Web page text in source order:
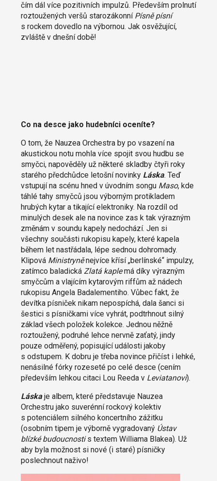
čím dál více pozitivních impulzů. Především prolnutí
roztoužených veršů starozákonní Písně písní
s rockem dovedlo na výbornou. Jak osvěžující,
zvláště v dnešní době!
Co na desce jako hudebníci oceníte?
O tom, že Nauzea Orchestra by po vsazení na
akustickou notu mohla více spojit svou hudbu se
smyčci, napověděly už některé skladby čtyři roky
starého předchůdce letošní novinky Láska. Teď
vstupují na scénu hned v úvodním songuMaso, kde
táhlé tahy smyčců jsou výborným protikladem
hrubých kytar a tikající elektroniky. Na rozdíl od
minulých desek ale na novince zas k tak výrazným
změnám v soundu kapely nedochází. Jen si
všechny součásti rukopisu kapely, které kapela
během let nastřádala, lépe sednou dohromady.
Klipová Ministryněnejvíce křísí „berlínské“ impulzy,
zatímco baladická Zlatá kaplemá díky výrazným
smyčcům a vlajícím kytarovým riffům až nádech
rukopisu Angela Badalementiho. Vůbec fakt, že
devítka písniček nikam nepospíchá, dala šanci si
šestici s písničkami více vyhrát, podtrhnout silný
základ všech položek kolekce. Jednou něžně
roztoužený, podruhé lehce nervně zaťatý, jindy
pouze odměřený, popisující události jakoby
s odstupem. K dobru je třeba novince přičíst i lehké,
nenásilné fórky rozeseté po celé desce (cením
především lehkou citaci Lou Reeda v Leviatanovi).
Láskaje albem, které představuje Nauzea
Orchestru jako suverénní rockový kolektiv
s potenciálem silného koncertního zážitku
(osobním tipem je výborně vygradovaný Ústav
blízké budoucnostis textem Williama Blakea). Už
aby byla možnost si nové (i staré) písničky
poslechnout naživo!